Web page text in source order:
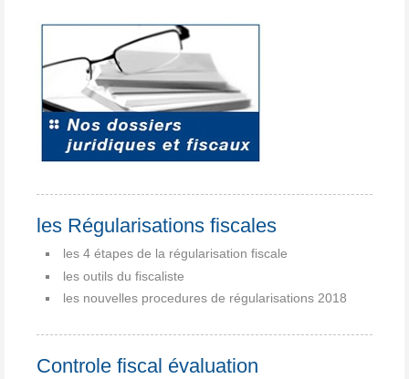
les Régularisations fiscales
les 4 étapes de la régularisation fiscale
les outils du fiscaliste
les nouvelles procedures de régularisations 2018
Controle fiscal évaluation